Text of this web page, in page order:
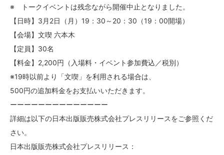
※ トークイベントは残念ながら開催中止となりました。
【日時】3月2日（月）19：30～20：30（19：00開場）
【会場】文喫 六本木
【定員】30名
【料金】2,200円（入場料・イベント参加費込／税別）
※19時以前より「文喫」を利用される場合は、
500円の追加料金をお支払いいただきます。
ーーーーーーーーーーーーーー
詳細は以下の日本出版販売株式会社プレスリリースをご参照くだ
さい。
日本出版販売株式会社プレスリリース：